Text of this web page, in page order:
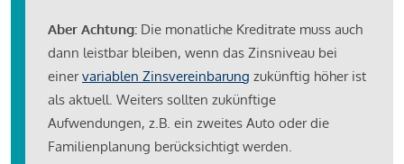
Aber Achtung: Die monatliche Kreditrate muss auch
dann leistbar bleiben, wenn das Zinsniveau bei
einervariablen Zinsvereinbarung zukünftig höher ist
als aktuell. Weiters sollten zukünftige
Aufwendungen, z.B. ein zweites Auto oder die
Familienplanung berücksichtigt werden.